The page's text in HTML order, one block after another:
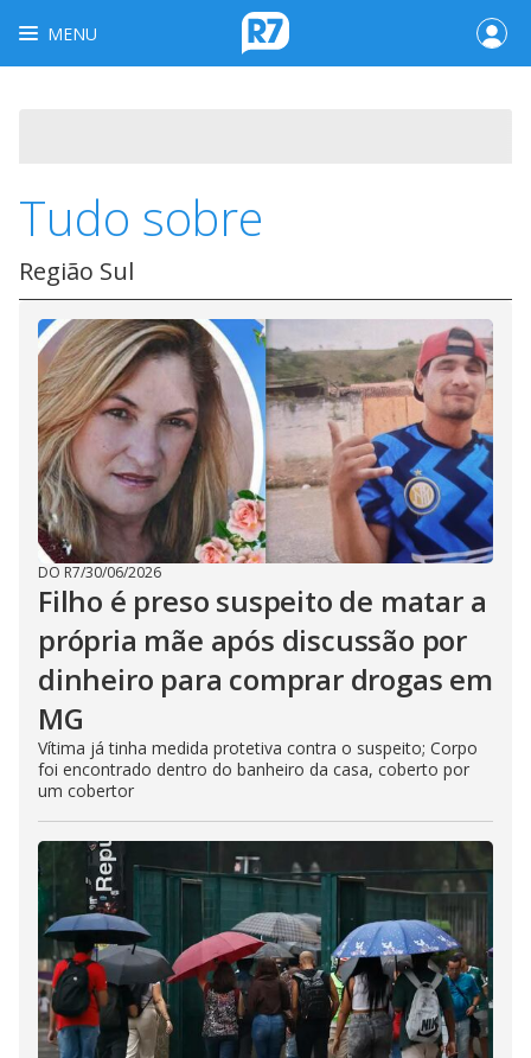
MENU
Tudo sobre
Região Sul
DO R7/30/06/2026
Filho é preso suspeito de matar a
própria mãe após discussão por
dinheiro para comprar drogas em
MG
Vítima já tinha medida protetiva contra o suspeito; Corpo
foi encontrado dentro do banheiro da casa, coberto por
um cobertor